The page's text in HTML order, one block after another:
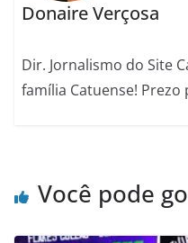
Donaire Verçosa
Dir. Jornalismo do Site
família Catuense!
Você pode